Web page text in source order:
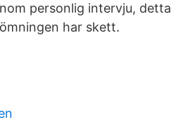
personlig intervju, detta
har skett.